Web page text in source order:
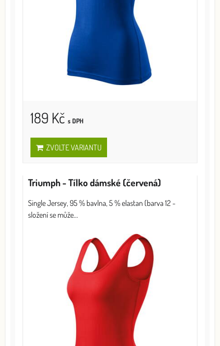
189 Kč s DPH
ZVOLTE VARIANTU
Triumph - Tílko dámské (červená)
Single Jersey, 95 % bavlna, 5 % elastan (barva 12 -
složení se může...